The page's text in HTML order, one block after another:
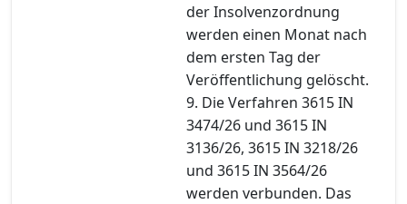
der Insolvenzordnung
werden einen Monat nach
dem ersten Tag der
Veröffentlichung gelöscht.
9. Die Verfahren 3615 IN
3474/26 und 3615 IN
3136/26, 3615 IN 3218/26
und 3615 IN 3564/26
werden verbunden. Das